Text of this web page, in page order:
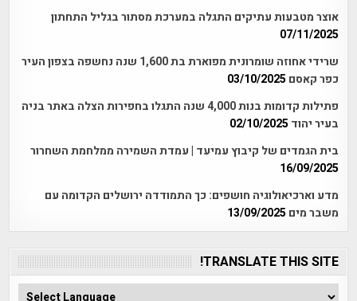
אוצר מטבעות עתיקים התגלה במערכת מסתור בגליל התחתון
07/11/2025
שרידי אחוזה שומרונית מפוארת בת 1,600 שנה נחשפה בצפון העיר
כפר קאסם 03/10/2025
פתילות קדומות בנות 4,000 שנה התגלו בחפירות הצלה באתר בניה
בעיר יהוד 02/10/2025
בית הגמדים של קיבוץ עמיעד | עמדת השמירה ממלחמת השחרור
16/09/2025
מדע וארכיאולוגיה חושפים: כך התמודדה ירושלים הקדומה עם
משבר מים 13/09/2025
TRANSLATE THIS SITE!